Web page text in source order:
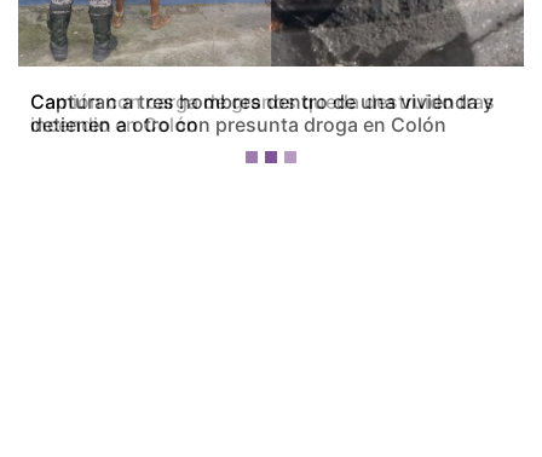
Camión con carga de granos queda destruido tras
incendio en Colón